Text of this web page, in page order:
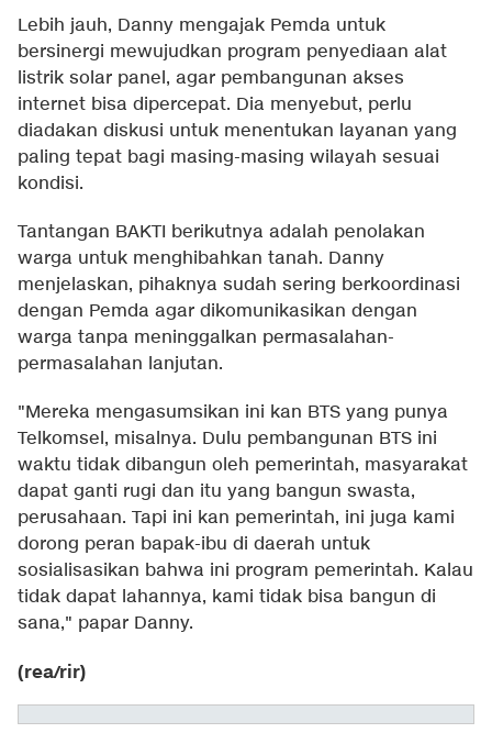
Lebih jauh, Danny mengajak Pemda untuk
bersinergi mewujudkan program penyediaan alat
listrik solar panel, agar pembangunan akses
internet bisa dipercepat. Dia menyebut, perlu
diadakan diskusi untuk menentukan layanan yang
paling tepat bagi masing-masing wilayah sesuai
kondisi.
Tantangan BAKTI berikutnya adalah penolakan
warga untuk menghibahkan tanah. Danny
menjelaskan, pihaknya sudah sering berkoordinasi
dengan Pemda agar dikomunikasikan dengan
warga tanpa meninggalkan permasalahan-
permasalahan lanjutan.
"Mereka mengasumsikan ini kan BTS yang punya
Telkomsel, misalnya. Dulu pembangunan BTS ini
waktu tidak dibangun oleh pemerintah, masyarakat
dapat ganti rugi dan itu yang bangun swasta,
perusahaan. Tapi ini kan pemerintah, ini juga kami
dorong peran bapak-ibu di daerah untuk
sosialisasikan bahwa ini program pemerintah. Kalau
tidak dapat lahannya, kami tidak bisa bangun di
sana," papar Danny.
(rea/rir)